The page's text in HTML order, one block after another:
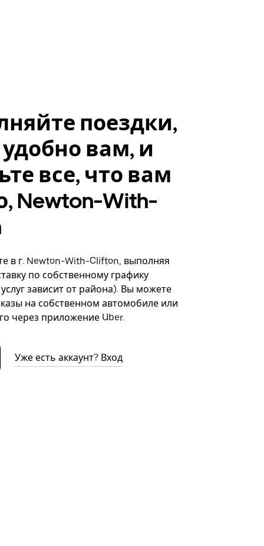
поездки,
удобно вам, и
все, что вам
Newton-With-
в г. Newton-With-Clifton, выполняя
по собственному графику
зависит от района). Вы можете
на собственном автомобиле или
через приложение Uber.
Уже есть аккаунт? Вход